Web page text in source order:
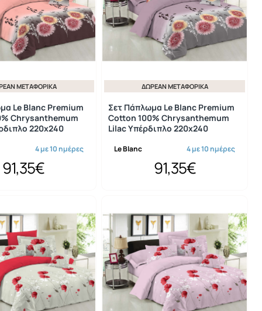
ΜΕΤΑΦΟΡΙΚΆ
4 με 10 ημέρες
Le Blanc Premium
Chrysanthemum
220x240
91,35€
ΔΩΡΕΆΝ ΜΕΤΑΦΟΡΙΚΆ
Le Blanc 4 με 10 ημέρες
Σετ Πάπλωμα Le Blanc Premium
Cotton 100% Chrysanthemum
Lilac Υπέρδιπλο 220x240
91,35€